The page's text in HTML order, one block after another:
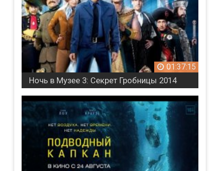
01:37:15
Ночь в Музее 3: Секрет Гробницы 2014